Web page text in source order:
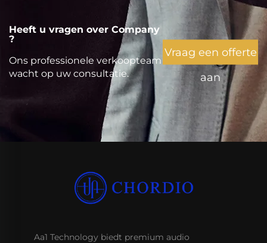
Heeft u vragen over Company
?
Ons professionele verkoopteam
wacht op uw consultatie.
Vraag een offerte
aan
Aa1 Technology biedt premium audio